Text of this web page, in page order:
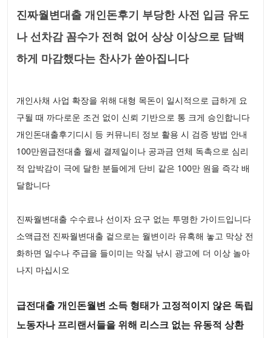
진짜월변대출 개인돈후기 부당한 사전 입금 유도
나 선차감 꼼수가 전혀 없어 상상 이상으로 담백
하게 마감했다는 찬사가 쏟아집니다
개인사채 사업 확장을 위해 대형 목돈이 일시적으로 급하게 요
구될 때 까다로운 조건 없이 신뢰 기반으로 통 크게 승인합니다
개인돈대출후기디시 등 커뮤니티 정보 활용 시 검증 방법 안내
100만원급전대출 월세 결제일이나 공과금 연체 독촉으로 심리
적 압박감이 극에 달한 분들에게 단비 같은 100만 원을 즉각 배
달합니다
진짜월변대출 수수료나 선이자 요구 없는 투명한 가이드입니다
소액급전 진짜월변대출 겉으로는 월변이라 유혹해 놓고 막상 전
화하면 일수나 주급을 들이미는 악질 낚시 광고에 더 이상 놀아
나지 마십시오
급전대출 개인돈월변 소득 형태가 고정적이지 않은 독립
노동자나 프리랜서들을 위해 리스크 없는 유동적 상환